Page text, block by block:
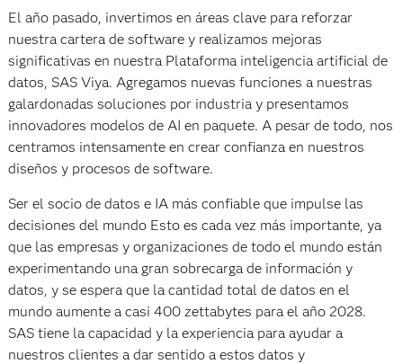
El año pasado, invertimos en áreas clave para reforzar
nuestra cartera de software y realizamos mejoras
significativas en nuestra Plataforma inteligencia artificial de
datos, SAS Viya. Agregamos nuevas funciones a nuestras
galardonadas soluciones por industria y presentamos
innovadores modelos de AI en paquete. A pesar de todo, nos
centramos intensamente en crear confianza en nuestros
diseños y procesos de software.
Ser el socio de datos e IA más confiable que impulse las
decisiones del mundo Esto es cada vez más importante, ya
que las empresas y organizaciones de todo el mundo están
experimentando una gran sobrecarga de información y
datos, y se espera que la cantidad total de datos en el
mundo aumente a casi 400 zettabytes para el año 2028.
SAS tiene la capacidad y la experiencia para ayudar a
nuestros clientes a dar sentido a estos datos y